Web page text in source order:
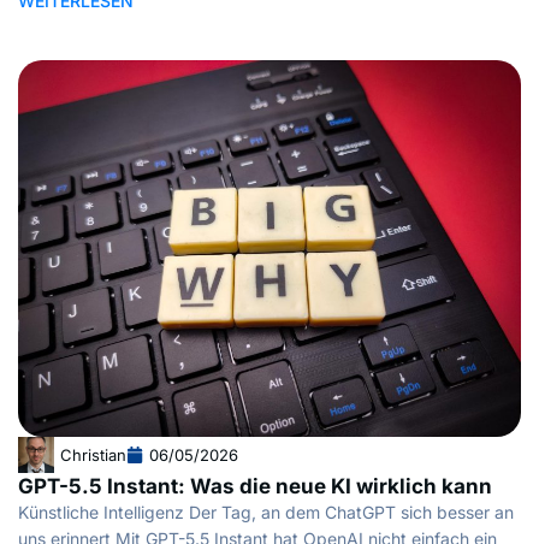
Christian 06/05/2026
GPT-5.5 Instant: Was die neue KI wirklich kann
Künstliche Intelligenz Der Tag, an dem ChatGPT sich besser an
uns erinnert Mit GPT-5.5 Instant hat OpenAI nicht einfach ein